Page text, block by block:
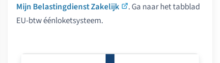
Mijn Belastingdienst Zakelijk
. Ga naar het tabblad
EU-btw éénloketsysteem.